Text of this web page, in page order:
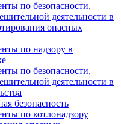
по безопасности,
деятельности в
опасных
по надзору в
по безопасности,
деятельности в
безопасность
по котлонадзору